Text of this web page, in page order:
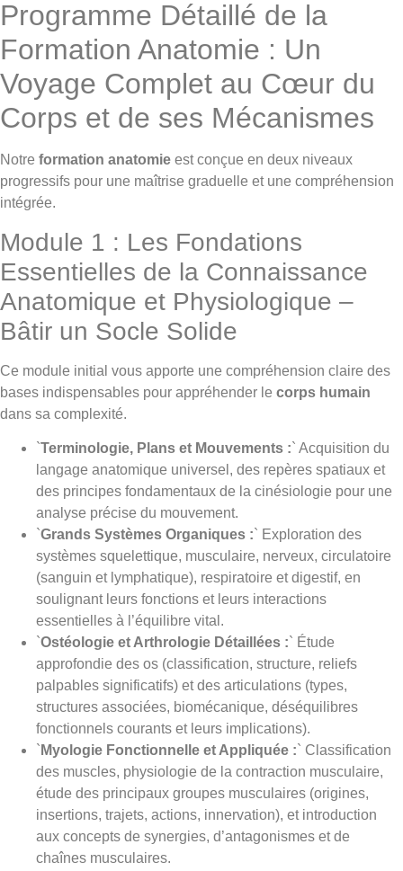
Programme Détaillé de la
Formation Anatomie : Un
Voyage Complet au Cœur du
Corps et de ses Mécanismes
Notre formation anatomie est conçue en deux niveaux
progressifs pour une maîtrise graduelle et une compréhension
intégrée.
Module 1 : Les Fondations
Essentielles de la Connaissance
Anatomique et Physiologique –
Bâtir un Socle Solide
Ce module initial vous apporte une compréhension claire des
bases indispensables pour appréhender le corps humain
dans sa complexité.
`Terminologie, Plans et Mouvements :` Acquisition du
langage anatomique universel, des repères spatiaux et
des principes fondamentaux de la cinésiologie pour une
analyse précise du mouvement.
`Grands Systèmes Organiques :` Exploration des
systèmes squelettique, musculaire, nerveux, circulatoire
(sanguin et lymphatique), respiratoire et digestif, en
soulignant leurs fonctions et leurs interactions
essentielles à l’équilibre vital.
`Ostéologie et Arthrologie Détaillées :` Étude
approfondie des os (classification, structure, reliefs
palpables significatifs) et des articulations (types,
structures associées, biomécanique, déséquilibres
fonctionnels courants et leurs implications).
` Myologie Fonctionnelle et Appliquée :` Classification
des muscles, physiologie de la contraction musculaire,
étude des principaux groupes musculaires (origines,
insertions, trajets, actions, innervation), et introduction
aux concepts de synergies, d’antagonismes et de
chaînes musculaires.